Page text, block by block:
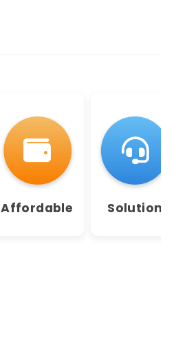
Affordable Solution